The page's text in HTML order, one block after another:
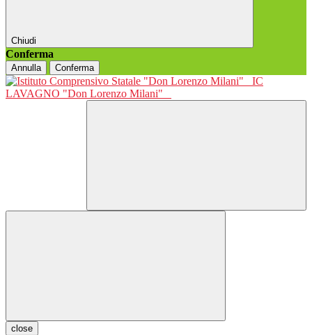
Chiudi
Conferma
Annulla Conferma
IC
LAVAGNO "Don Lorenzo Milani"
close